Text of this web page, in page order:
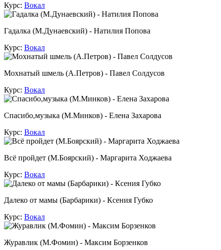
Курс: Вокал
Гадалка (М.Дунаевский) - Натилия Попова
Курс: Вокал
Мохнатый шмель (А.Петров) - Павел Солдусов
Курс: Вокал
Спасибо,музыка (М.Минков) - Елена Захарова
Курс: Вокал
Всё пройдет (М.Боярский) - Маргарита Ходжаева
Курс: Вокал
Далеко от мамы (Барбарики) - Ксения Губко
Курс: Вокал
Журавлик (М.Фомин) - Максим Борзенков